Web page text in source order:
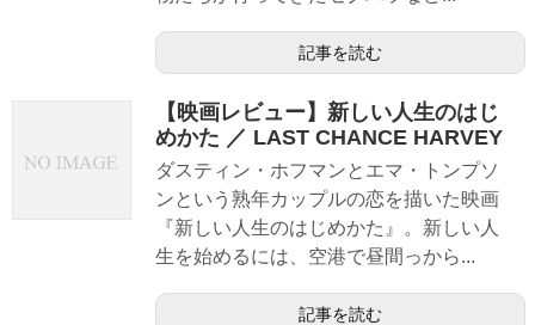
記事を読む
【映画レビュー】新しい人生のはじ
めかた ／ LAST CHANCE HARVEY
ダスティン・ホフマンとエマ・トンプソ
ンという熟年カップルの恋を描いた映画
『新しい人生のはじめかた』。新しい人
生を始めるには、空港で昼間っから...
記事を読む